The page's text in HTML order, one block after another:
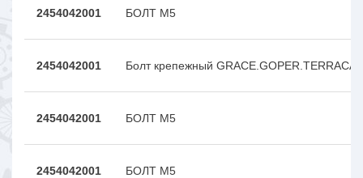
2454042001 БОЛТ М5
2454042001 Болт крепежный
2454042001 БОЛТ М5
2454042001 БОЛТ М5